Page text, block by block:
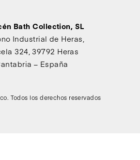
Bath Collection, SL
Industrial de Heras,
324, 39792 Heras
– España
Todos los derechos reservados